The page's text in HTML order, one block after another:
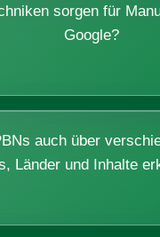
sorgen für
Google?
auch über
Länder und Inhalte